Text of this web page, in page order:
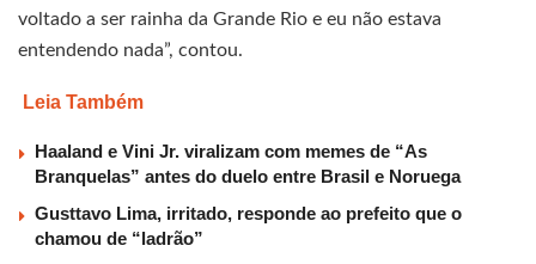
voltado a ser rainha da Grande Rio e eu não estava
entendendo nada”, contou.
Leia Também
Haaland e Vini Jr. viralizam com memes de “As
Branquelas” antes do duelo entre Brasil e Noruega
Gusttavo Lima, irritado, responde ao prefeito que o
chamou de “ladrão”